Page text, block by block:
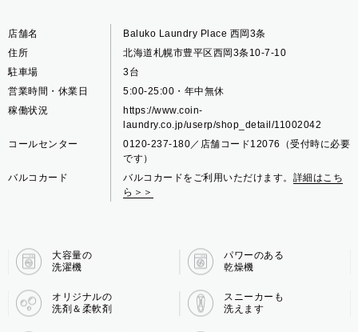
店舗名
Baluko Laundry Place 西岡3条
住所
北海道札幌市豊平区西岡3条10-7-10
駐車場
3台
営業時間・休業日
5:00-25:00・年中無休
稼働状況
https://www.coin-
laundry.co.jp/userp/shop_detail/11002042
コールセンター
0120-237-180／店舗コード12076（受付時に必要
です）
バルコカード
バルコカードをご利用いただけます。 詳細はこち
ら＞＞
大容量の
洗濯機
パワーのある
乾燥機
オリジナルの
洗剤＆柔軟剤
スニーカーも
洗えます